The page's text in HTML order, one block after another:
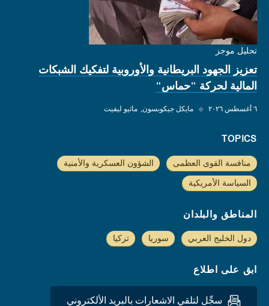
تحليل موجز
تعزيز الجهود البريطانية والأوروبية لتفكيك الشبكات
المالية لحركة "حماس"
٦ أغسطس ٢٠٢٦ ◆ مايكل جيكوبسون ماثيو ليفيت
TOPICS
منافسة القوى العظمى الشؤون العسكرية والأمنية
السياسة الأمريكية
المناطق والبلدان
دول الخليج العربي سوريا تركيا
ابق على اطلاع
سجِّل لتلقي الاشعارات بالبريد الألكتروني